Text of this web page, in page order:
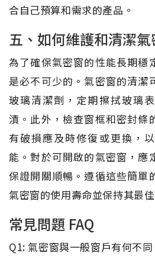
合自己預算和需求的產品。
五、如何維護和清潔氣
為了確保氣密窗的性能長期穩
是必不可少的。氣密窗的清潔
玻璃清潔劑，定期擦拭玻璃
漬。此外，檢查窗框和密封條
有破損應及時修復或更換，
能。對於可開啟的氣密窗，應
保證開關順暢。遵循這些簡單
氣密窗的使用壽命並保持其最佳
常見問題 FAQ
Q1: 氣密窗與一般窗戶有何不同